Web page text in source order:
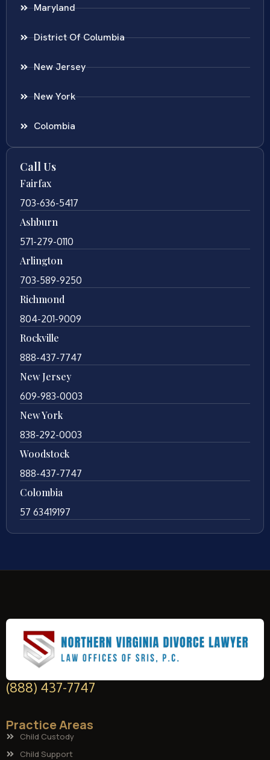
Maryland
District Of Columbia
New Jersey
New York
Colombia
Call Us
Fairfax
703-636-5417
Ashburn
571-279-0110
Arlington
703-589-9250
Richmond
804-201-9009
Rockville
888-437-7747
New Jersey
609-983-0003
New York
838-292-0003
Woodstock
888-437-7747
Colombia
57 63419197
(888) 437-7747
Practice Areas
Child Custody
Child Support